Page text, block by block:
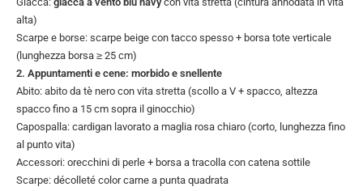
alta)
Scarpe e borse: scarpe beige con tacco spesso + borsa tote verticale
(lunghezza borsa ≥ 25 cm)
2. Appuntamenti e cene: morbido e snellente
Abito: abito da tè nero con vita stretta (scollo a V + spacco, altezza
spacco fino a 15 cm sopra il ginocchio)
Capospalla: cardigan lavorato a maglia rosa chiaro (corto, lunghezza fino
al punto vita)
Accessori: orecchini di perle + borsa a tracolla con catena sottile
Scarpe: décolleté color carne a punta quadrata